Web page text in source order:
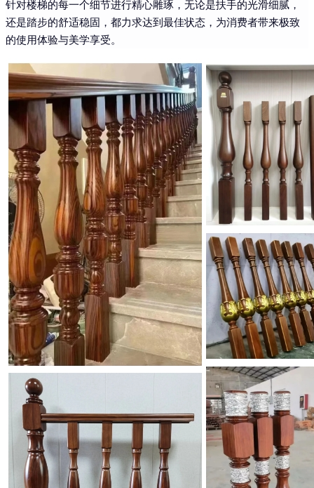
针对楼梯的每一个细节进行精心雕琢，无论是扶手的光滑细腻，
还是踏步的舒适稳固，都力求达到最佳状态，为消费者带来极致
的使用体验与美学享受。